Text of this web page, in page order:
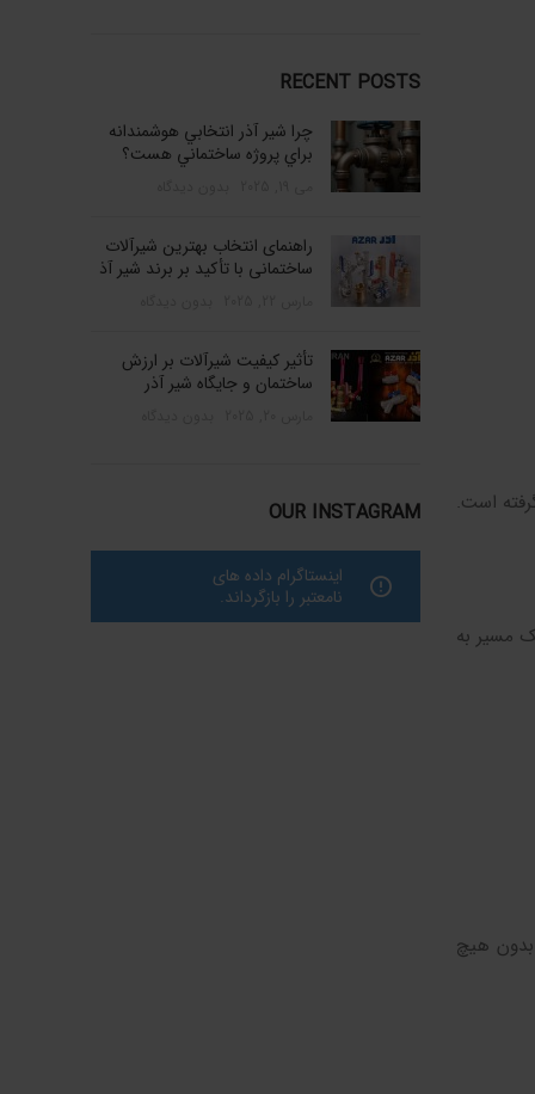
است.
مسیر به
بدون هیچ
RECENT POSTS
چرا شير آذر انتخابي هوشمندانه
براي پروژه ساختماني هست؟
راهنمای انتخاب بهترین شیرآلات
ساختمانی با تأکید بر برند شیر آذ
تأثیر کیفیت شیرآلات بر ارزش
ساختمان و جایگاه شیر آذر
OUR INSTAGRAM
اینستاگرام داده های
نامعتبر را بازگرداند.